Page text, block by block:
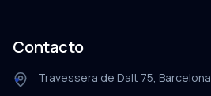
Contacto
Travessera de Dalt 75, Barcelona